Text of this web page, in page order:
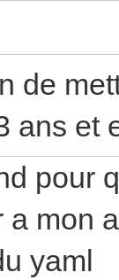
de
ans et
pour
mon
yaml